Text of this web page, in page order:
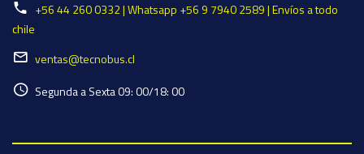
+56 44 260 0332 | Whatsapp +56 9 7940 2589 | Envíos a todo
chile
ventas@tecnobus.cl
Segunda a Sexta 09: 00/18: 00